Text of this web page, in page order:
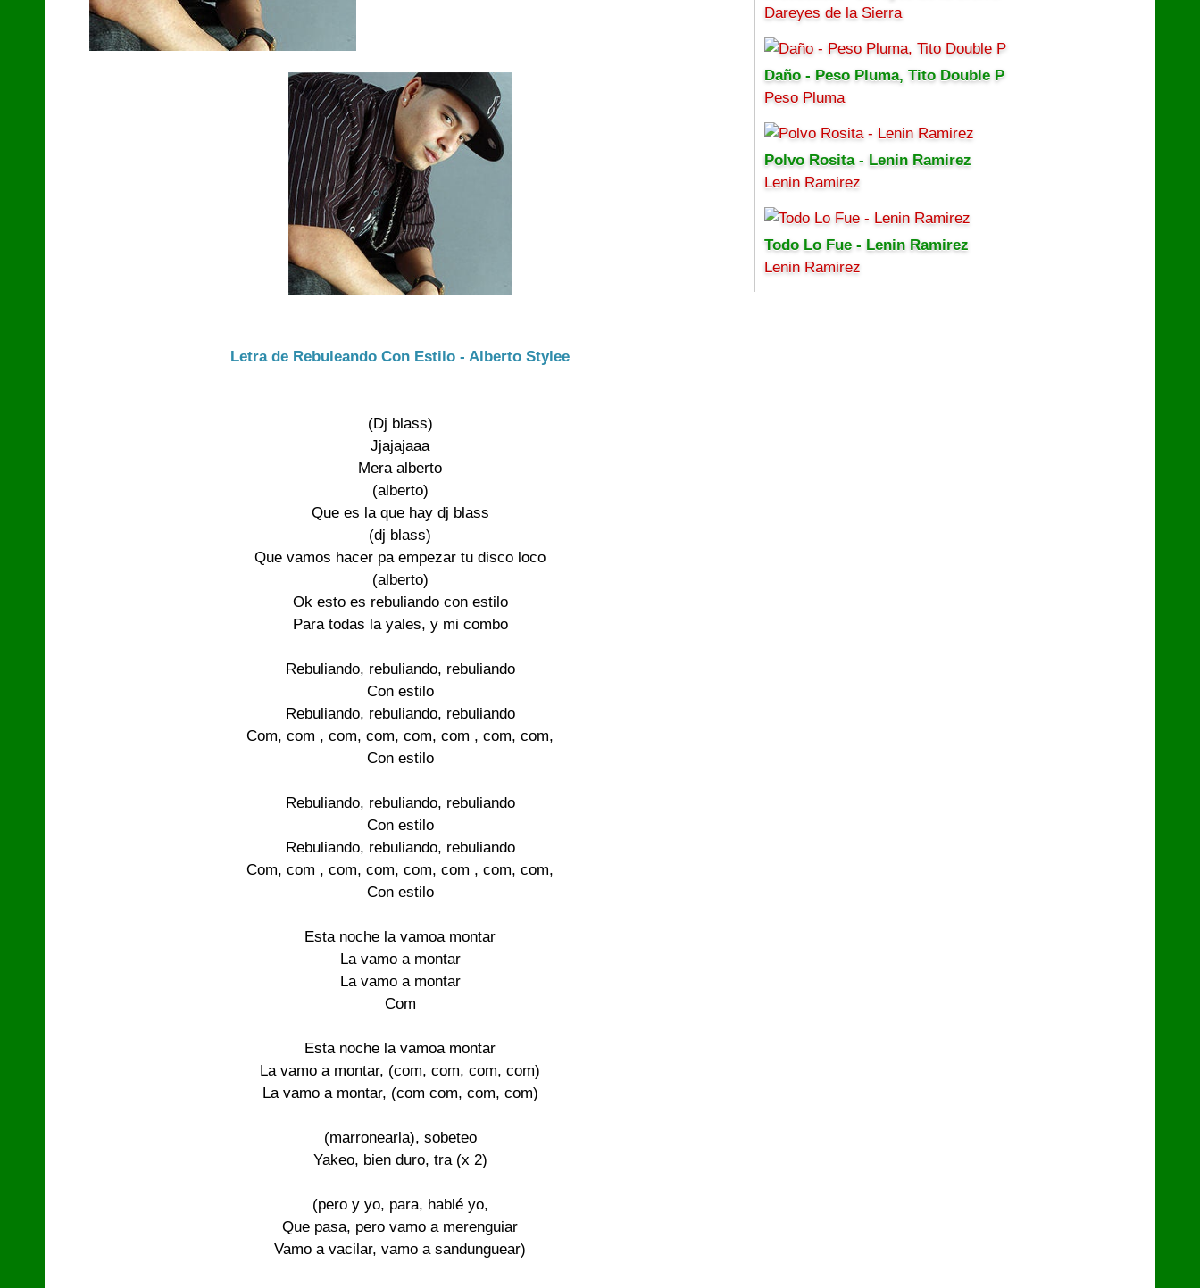
Letra de Rebuleando Con Estilo - Alberto Stylee
(Dj blass)
Jjajajaaa
Mera alberto
(alberto)
Que es la que hay dj blass
(dj blass)
Que vamos hacer pa empezar tu disco loco
(alberto)
Ok esto es rebuliando con estilo
Para todas la yales, y mi combo
Rebuliando, rebuliando, rebuliando
Con estilo
Rebuliando, rebuliando, rebuliando
Com, com , com, com, com, com , com, com,
Con estilo
Rebuliando, rebuliando, rebuliando
Con estilo
Rebuliando, rebuliando, rebuliando
Com, com , com, com, com, com , com, com,
Con estilo
Esta noche la vamoa montar
La vamo a montar
La vamo a montar
Com
Esta noche la vamoa montar
La vamo a montar, (com, com, com, com)
La vamo a montar, (com com, com, com)
(marronearla), sobeteo
Yakeo, bien duro, tra (x 2)
(pero y yo, para, hablé yo,
Que pasa, pero vamo a merenguiar
Vamo a vacilar, vamo a sandunguear)
Dareyes de la Sierra
Daño - Peso Pluma, Tito Double P
Peso Pluma
Polvo Rosita - Lenin Ramirez
Lenin Ramirez
Todo Lo Fue - Lenin Ramirez
Lenin Ramirez